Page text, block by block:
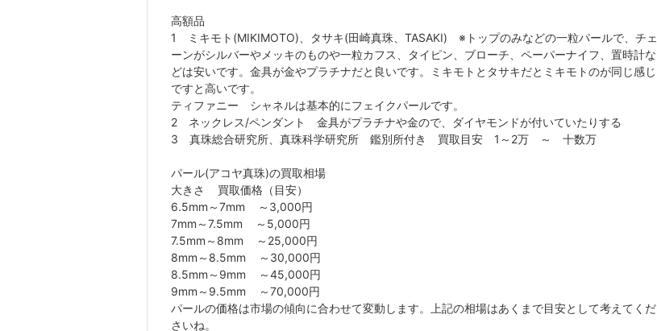
高額品
1 ミキモト(MIKIMOTO)、タサキ(田崎真珠、TASAKI) ※トップのみなどの一粒パールで、チェ
ーンがシルバーやメッキのものや一粒カフス、タイピン、ブローチ、ペーパーナイフ、置時計な
どは安いです。金具が金やプラチナだと良いです。ミキモトとタサキだとミキモトのが同じ感じ
ですと高いです。
ティファニー シャネルは基本的にフェイクパールです。
2 ネックレス/ペンダント 金具がプラチナや金ので、ダイヤモンドが付いていたりする
3 真珠総合研究所、真珠科学研究所 鑑別所付き 買取目安 1～2万 ～ 十数万
パール(アコヤ真珠)の買取相場
大きさ 買取価格（目安）
6.5mm～7mm ～3,000円
7mm～7.5mm ～5,000円
7.5mm～8mm ～25,000円
8mm～8.5mm ～30,000円
8.5mm～9mm ～45,000円
9mm～9.5mm ～70,000円
パールの価格は市場の傾向に合わせて変動します。上記の相場はあくまで目安として考えてくだ
さいね。